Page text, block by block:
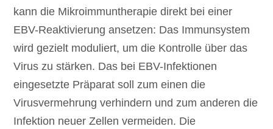
kann die Mikroimmuntherapie direkt bei einer
EBV-Reaktivierung ansetzen: Das Immunsystem
wird gezielt moduliert, um die Kontrolle über das
Virus zu stärken. Das bei EBV-Infektionen
eingesetzte Präparat soll zum einen die
Virusvermehrung verhindern und zum anderen die
Infektion neuer Zellen vermeiden. Die